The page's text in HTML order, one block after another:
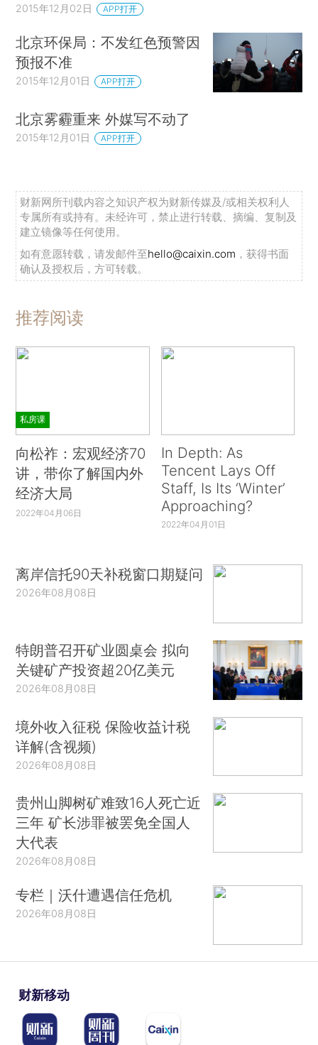
2015年12月02日 APP打开
北京环保局：不发红色预警因
预报不准
2015年12月01日 APP打开
北京雾霾重来 外媒写不动了
2015年12月01日 APP打开
财新网所刊载内容之知识产权为财新传媒及/或相关权利人
专属所有或持有。未经许可，禁止进行转载、摘编、复制及
建立镜像等任何使用。
如有意愿转载，请发邮件至hello@caixin.com ，获得书面
确认及授权后，方可转载。
推荐阅读
私房课
向松祚：宏观经济70
讲，带你了解国内外
经济大局
2022年04月06日
In Depth: As
Tencent Lays Off
Staff, Is Its ‘Winter’
Approaching?
2022年04月01日
离岸信托90天补税窗口期疑问
2026年08月08日
特朗普召开矿业圆桌会 拟向
关键矿产投资超20亿美元
2026年08月08日
境外收入征税 保险收益计税
详解(含视频)
2026年08月08日
贵州山脚树矿难致16人死亡近
三年 矿长涉罪被罢免全国人
大代表
2026年08月08日
专栏｜沃什遭遇信任危机
2026年08月08日
财新移动